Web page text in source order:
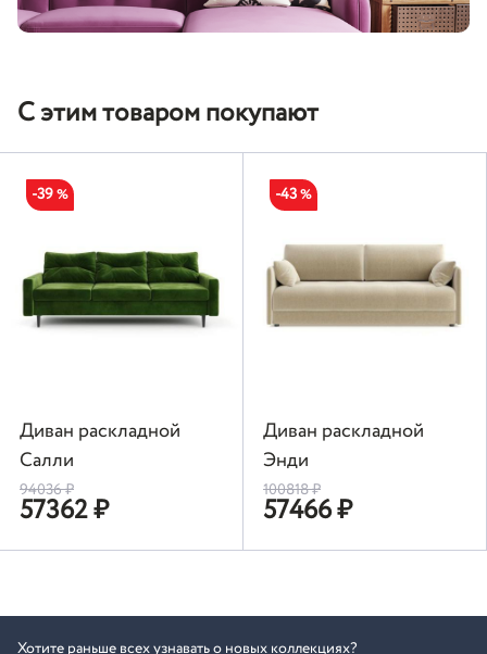
С этим товаром покупают
-39%
Диван раскладной
Салли
94036₽
57362₽
-43%
Диван раскладной
Энди
100818₽
57466₽
Хотите раньше всех узнавать о новых коллекциях?